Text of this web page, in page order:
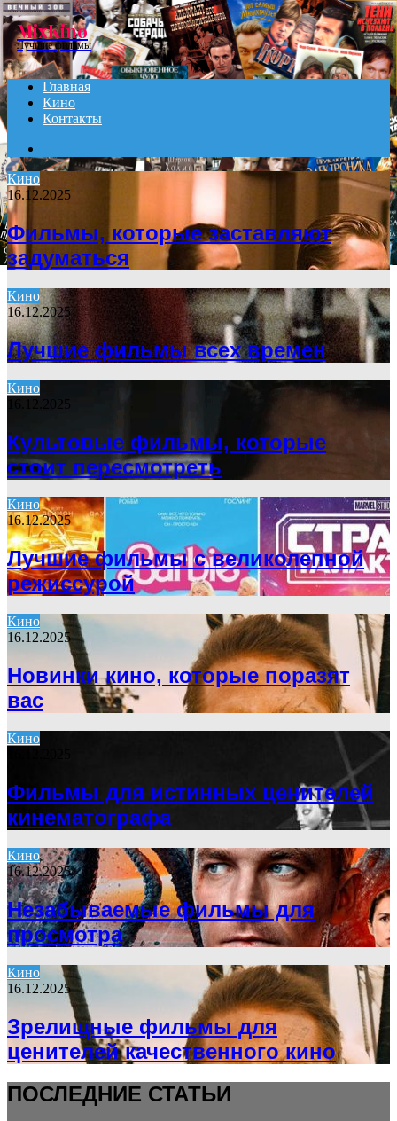
Menu
MixKino
Лучшие фильмы
Главная
Кино
Контакты
for
Кино
16.12.2025
Фильмы, которые заставляют
задуматься
Кино
16.12.2025
Лучшие фильмы всех времен
Кино
16.12.2025
Культовые фильмы, которые
стоит пересмотреть
Кино
16.12.2025
Лучшие фильмы с великолепной
режиссурой
Кино
16.12.2025
Новинки кино, которые поразят
вас
Кино
Фильмы для истинных ценителей
кинематографа
Кино
16.12.2025
Незабываемые фильмы для
просмотра
Кино
16.12.2025
Зрелищные фильмы для
ценителей качественного кино
ПОСЛЕДНИЕ СТАТЬИ